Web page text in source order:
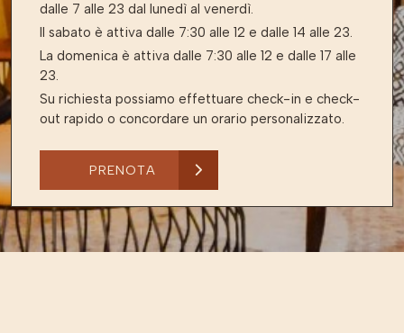
dalle 7 alle 23 dal lunedì al venerdì.
Il sabato è attiva dalle 7:30 alle 12 e dalle 14 alle 23.
La domenica è attiva dalle 7:30 alle 12 e dalle 17 alle
23.
Su richiesta possiamo effettuare check-in e check-
out rapido o concordare un orario personalizzato.
PRENOTA